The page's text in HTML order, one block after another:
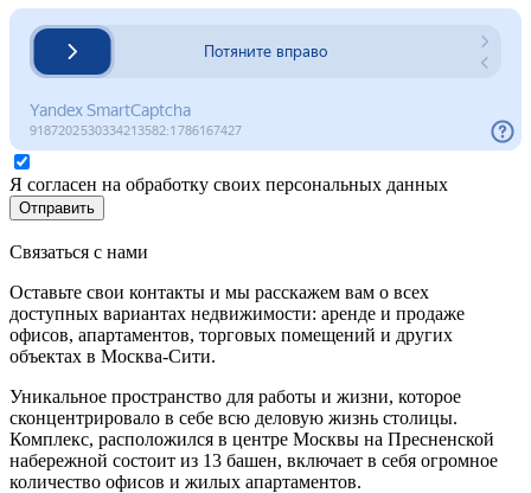
Я согласен на обработку своих персональных данных
Отправить
Связаться с нами
Оставьте свои контакты и мы расскажем вам о всех
доступных вариантах недвижимости: аренде и продаже
офисов, апартаментов, торговых помещений и других
объектах в Москва-Сити.
Уникальное пространство для работы и жизни, которое
сконцентрировало в себе всю деловую жизнь столицы.
Комплекс, расположился в центре Москвы на Пресненской
набережной состоит из 13 башен, включает в себя огромное
количество офисов и жилых апартаментов.